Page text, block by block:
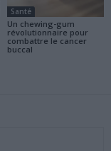
Santé
Un chewing-gum
révolutionnaire pour
combattre le cancer
buccal